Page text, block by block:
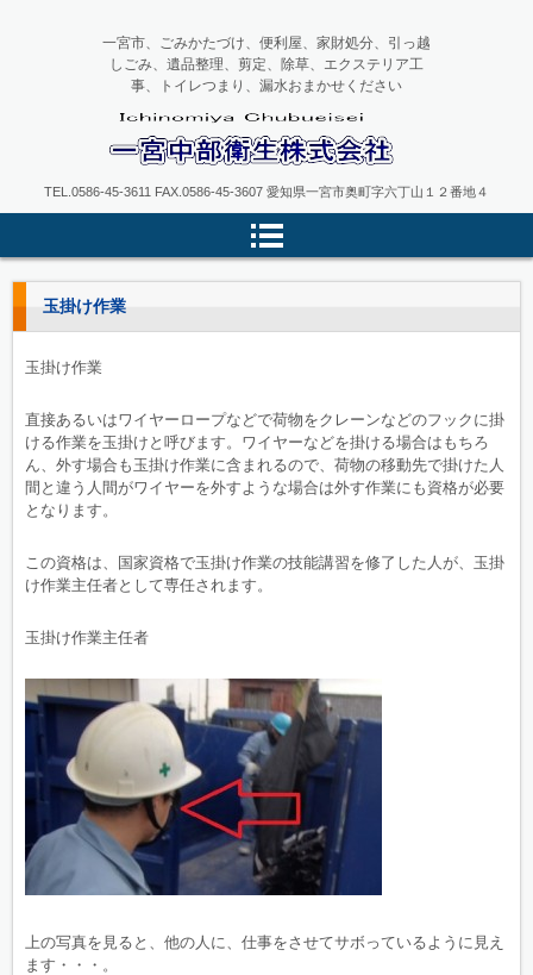
一宮中部衛生
一宮市、ごみかたづけ、便利屋、家財処分、引っ越
しごみ、遺品整理、剪定、除草、エクステリア工
事、トイレつまり、漏水おまかせください
TEL.0586-45-3611 FAX.0586-45-3607 愛知県一宮市奥町字六丁山１２番地４
玉掛け作業
玉掛け作業
直接あるいはワイヤーロープなどで荷物をクレーンなどのフックに掛
ける作業を玉掛けと呼びます。ワイヤーなどを掛ける場合はもちろ
ん、外す場合も玉掛け作業に含まれるので、荷物の移動先で掛けた人
間と違う人間がワイヤーを外すような場合は外す作業にも資格が必要
となります。
この資格は、国家資格で玉掛け作業の技能講習を修了した人が、玉掛
け作業主任者として専任されます。
玉掛け作業主任者
上の写真を見ると、他の人に、仕事をさせてサボっているように見え
ます・・・。